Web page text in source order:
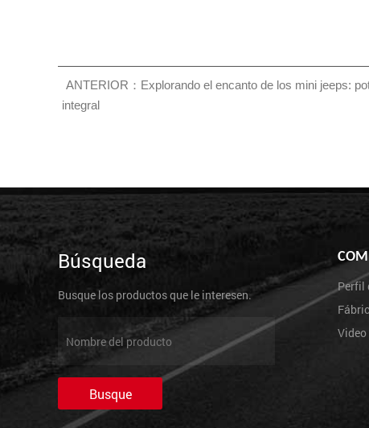
ANTERIOR：Explorando el encanto de los mini jeeps:
integral
Búsqueda
Busque los productos que le interesen.
Perfil
Video